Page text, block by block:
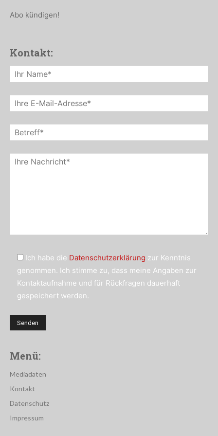
Abo kündigen!
Kontakt:
Ich habe die Datenschutzerklärung zur Kenntnis
genommen. Ich stimme zu, dass meine Angaben zur
Kontaktaufnahme und für Rückfragen dauerhaft
gespeichert werden.
Menü:
Mediadaten
Kontakt
Datenschutz
Impressum